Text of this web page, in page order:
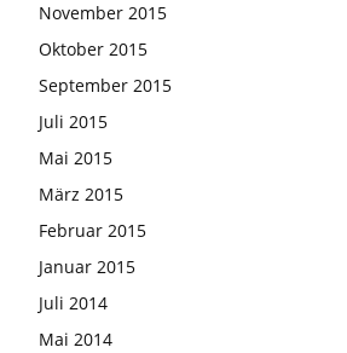
November 2015
Oktober 2015
September 2015
Juli 2015
Mai 2015
März 2015
Februar 2015
Januar 2015
Juli 2014
Mai 2014